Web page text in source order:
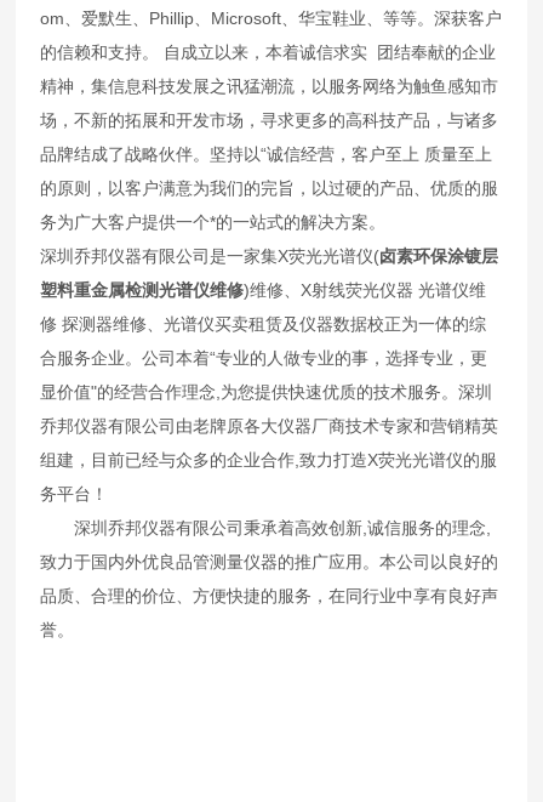
om、爱默生、Phillip、Microsoft、华宝鞋业、等等。深获客户
的信赖和支持。 自成立以来，本着诚信求实 团结奉献的企业
精神，集信息科技发展之讯猛潮流，以服务网络为触鱼感知市
场，不新的拓展和开发市场，寻求更多的高科技产品，与诸多
品牌结成了战略伙伴。坚持以“诚信经营，客户至上 质量至上
的原则，以客户满意为我们的完旨，以过硬的产品、优质的服
务为广大客户提供一个*的一站式的解决方案。
深圳乔邦仪器有限公司是一家集X荧光光谱仪(卤素环保涂镀层
塑料重金属检测光谱仪维修)维修、X射线荧光仪器 光谱仪维
修 探测器维修、光谱仪买卖租赁及仪器数据校正为一体的综
合服务企业。公司本着“专业的人做专业的事，选择专业，更
显价值"的经营合作理念,为您提供快速优质的技术服务。深圳
乔邦仪器有限公司由老牌原各大仪器厂商技术专家和营销精英
组建，目前已经与众多的企业合作,致力打造X荧光光谱仪的服
务平台！
深圳乔邦仪器有限公司秉承着高效创新,诚信服务的理念,
致力于国内外优良品管测量仪器的推广应用。本公司以良好的
品质、合理的价位、方便快捷的服务，在同行业中享有良好声
誉。